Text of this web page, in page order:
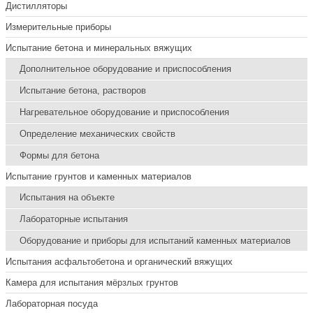
Дистилляторы
Измерительные приборы
Испытание бетона и минеральных вяжущих
Дополнительное оборудование и приспособления
Испытание бетона, растворов
Нагревательное оборудование и приспособления
Определение механических свойств
Формы для бетона
Испытание грунтов и каменных материалов
Испытания на объекте
Лабораторные испытания
Оборудование и приборы для испытаний каменных материалов
Испытания асфальтобетона и органический вяжущих
Камера для испытания мёрзлых грунтов
Лабораторная посуда